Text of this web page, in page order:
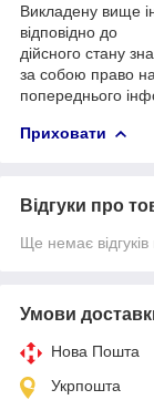
Викладену вище
відповідно до
дійсного стану
за собою право
попереднього
Приховати
Відгуки про
Ще немає
Умови
Нова Пошта
Укрпошта